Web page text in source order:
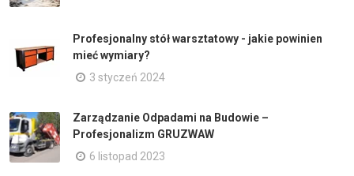
Profesjonalny stół warsztatowy - jakie powinien
mieć wymiary?
3 styczeń 2024
Zarządzanie Odpadami na Budowie –
Profesjonalizm GRUZWAW
6 listopad 2023